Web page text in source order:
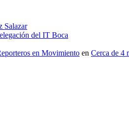
Salazar
del IT Boca
en Movimiento en Cerca de 4